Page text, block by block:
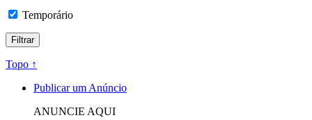
Temporário
Topo ↑
Publicar um Anúncio
ANUNCIE AQUI